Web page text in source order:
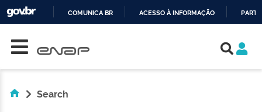
COMUNICA BR ACESSO À INFORMAÇÃO
Search